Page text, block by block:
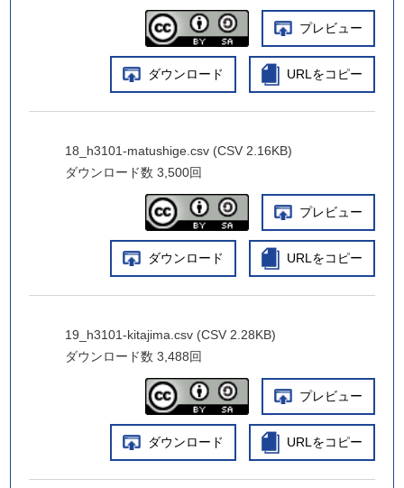
プレビュー
ダウンロード URLをコピー
18_h3101-matushige.csv (CSV 2.16KB)
ダウンロード数 3,500回
プレビュー
ダウンロード URLをコピー
19_h3101-kitajima.csv (CSV 2.28KB)
ダウンロード数 3,488回
プレビュー
ダウンロード URLをコピー